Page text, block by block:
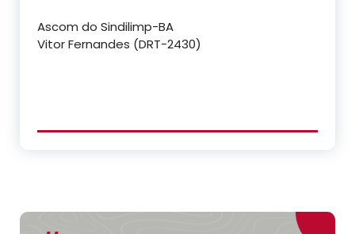
Ascom do Sindilimp-BA
Vitor Fernandes (DRT-2430)